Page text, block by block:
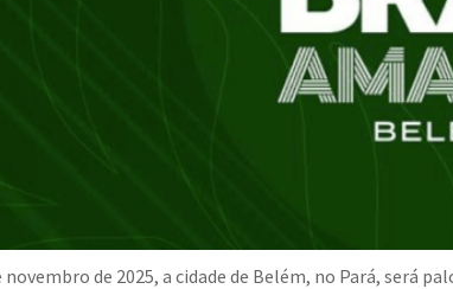
novembro de 2025, a cidade de Belém, no Pará,